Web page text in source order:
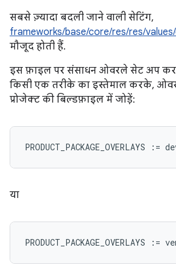
सबसे ज़्यादा बदली जाने वाली सेटिंग,
frameworks/base/core/res/res/values/
मौजूद होती हैं.
इस फ़ाइल पर संसाधन ओवरले सेट अप
किसी एक तरीके का इस्तेमाल करके,
प्रोजेक्ट की बिल्डफ़ाइल में जोड़ें:
PRODUCT_PACKAGE_OVERLAYS :=
या
PRODUCT_PACKAGE_OVERLAYS :=